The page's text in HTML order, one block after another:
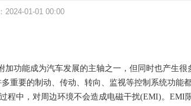
2024-01-01 00:00
能成为汽车发展的主轴之一，但同时也产生很
重要的制动、传动、转向、监视等控制系统功
程中，对周边环境不会造成电磁干扰(EMI)。EMI